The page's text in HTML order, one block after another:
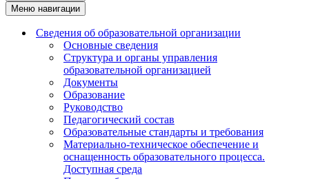
Меню навигации
Сведения об образовательной организации
Основные сведения
Структура и органы управления
образовательной организацией
Документы
Образование
Руководство
Педагогический состав
Образовательные стандарты и требования
Материально-техническое обеспечение и
оснащенность образовательного процесса.
Доступная среда